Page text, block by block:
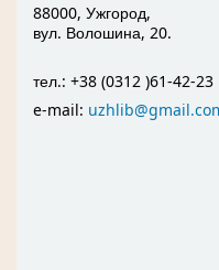
88000, Ужгород,
вул. Волошина, 20.
тел.: +38 (0312 )61-42-23
e-mail: